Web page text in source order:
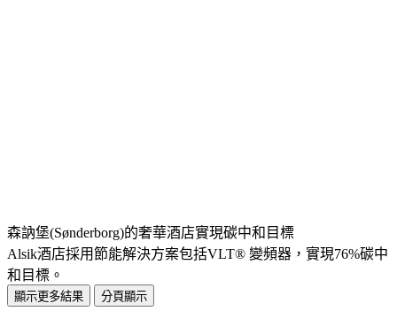
森訥堡(Sønderborg)的奢華酒店實現碳中和目標
Alsik酒店採用節能解決方案包括VLT® 變頻器，實現76%碳中
和目標。
顯示更多結果 分頁顯示